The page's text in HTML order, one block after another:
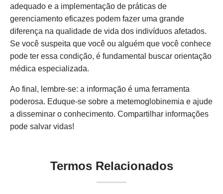
adequado e a implementação de práticas de
gerenciamento eficazes podem fazer uma grande
diferença na qualidade de vida dos indivíduos afetados.
Se você suspeita que você ou alguém que você conhece
pode ter essa condição, é fundamental buscar orientação
médica especializada.
Ao final, lembre-se: a informação é uma ferramenta
poderosa. Eduque-se sobre a metemoglobinemia e ajude
a disseminar o conhecimento. Compartilhar informações
pode salvar vidas!
Termos Relacionados